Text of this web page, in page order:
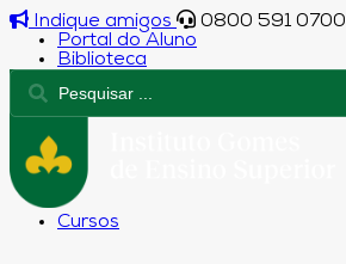
Indique amigos
0800 591 0700
Portal do Aluno
Biblioteca
Cursos